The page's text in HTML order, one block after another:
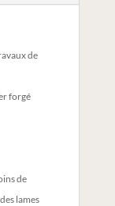
de
forgé
de
lames